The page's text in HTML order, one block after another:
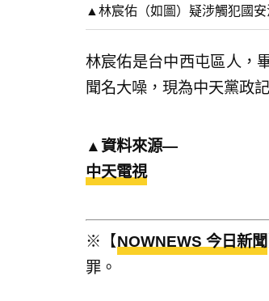
▲林宸佑（如圖）疑涉觸犯國安
林宸佑是台中西屯區人，
聞名大噪，現為中天黨政
▲資料來源—
中天電視
※【NOWNEWS 今日新聞
罪。